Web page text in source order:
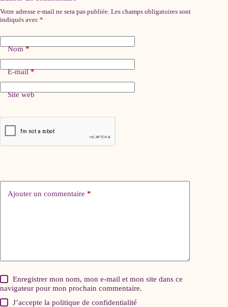
Votre adresse e-mail ne sera pas publiée. Les champs obligatoires sont
indiqués avec *
Nom*
E-mail*
Site web
Ajouter un commentaire *
Enregistrer mon nom, mon e-mail et mon site dans ce
navigateur pour mon prochain commentaire.
J’accepte lapolitique de confidentialité